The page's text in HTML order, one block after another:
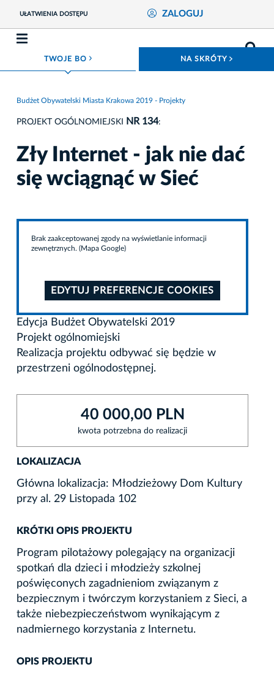
UŁATWIENIA DOSTĘPU ZALOGUJ
TWOJE BO ROZWIŃ MENU NA SKRÓTY
Budżet Obywatelski Miasta Krakowa 2019 - Projekty
PROJEKT OGÓLNOMIEJSKI NR 134:
Zły Internet - jak nie dać
się wciągnąć w Sieć
Brak zaakceptowanej zgody na wyświetlanie informacji
zewnętrznych. (Mapa Google)
EDYTUJ PREFERENCJE COOKIES
Edycja Budżet Obywatelski 2019
Projekt ogólnomiejski
Realizacja projektu odbywać się będzie w
przestrzeni ogólnodostępnej.
40 000,00 PLN
kwota potrzebna do realizacji
LOKALIZACJA
Główna lokalizacja: Młodzieżowy Dom Kultury
przy al. 29 Listopada 102
KRÓTKI OPIS PROJEKTU
Program pilotażowy polegający na organizacji
spotkań dla dzieci i młodzieży szkolnej
poświęconych zagadnieniom związanym z
bezpiecznym i twórczym korzystaniem z Sieci, a
także niebezpieczeństwom wynikającym z
nadmiernego korzystania z Internetu.
OPIS PROJEKTU